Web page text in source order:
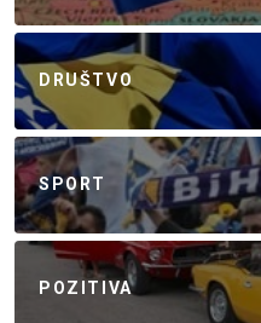
DRUŠTVO
SPORT
POZITIVA